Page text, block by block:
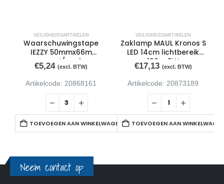
VEILIGHEIDSARTIKELEN
Waarschuwingstape
IEZZY 50mmx66m
zwart/geel
€5,24 (excl. BTW)
Artikelcode: 20868161
TOEVOEGEN AAN WINKELWAGEN
VEILIGHEIDSARTIKELEN
Zaklamp MAUL Kronos S
LED 14cm lichtbereik
196m 3W
€17,13 (excl. BTW)
Artikelcode: 20873189
TOEVOEGEN AAN
Neem contact op